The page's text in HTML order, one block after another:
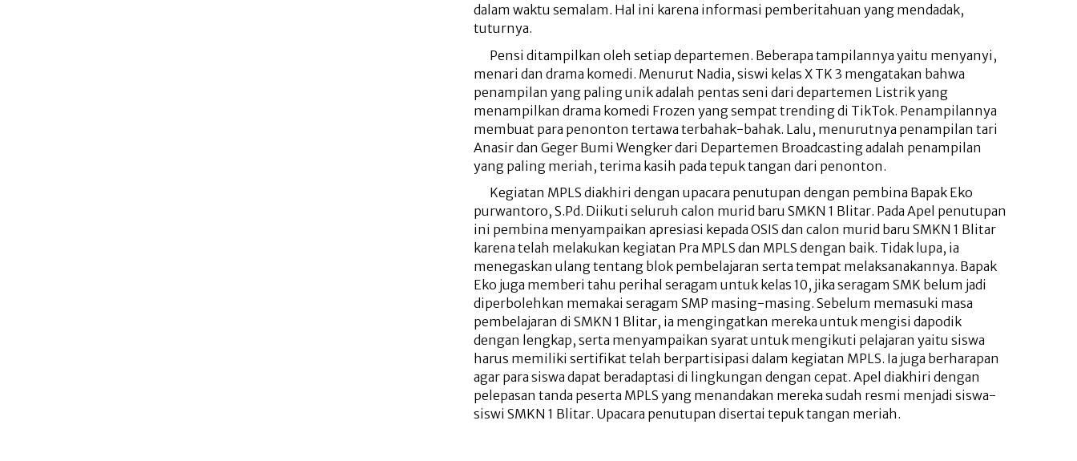
dalam waktu semalam. Hal ini karena informasi pemberitahuan yang mendadak,
tuturnya.
Pensi ditampilkan oleh setiap departemen. Beberapa tampilannya yaitu menyanyi,
menari dan drama komedi. Menurut Nadia, siswi kelas X TK 3 mengatakan bahwa
penampilan yang paling unik adalah pentas seni dari departemen Listrik yang
menampilkan drama komedi Frozen yang sempat trending di TikTok. Penampilannya
membuat para penonton tertawa terbahak-bahak. Lalu, menurutnya penampilan tari
Anasir dan Geger Bumi Wengker dari Departemen Broadcasting adalah penampilan
yang paling meriah, terima kasih pada tepuk tangan dari penonton.
Kegiatan MPLS diakhiri dengan upacara penutupan dengan pembina Bapak Eko
purwantoro, S.Pd. Diikuti seluruh calon murid baru SMKN 1 Blitar. Pada Apel penutupan
ini pembina menyampaikan apresiasi kepada OSIS dan calon murid baru SMKN 1 Blitar
karena telah melakukan kegiatan Pra MPLS dan MPLS dengan baik. Tidak lupa, ia
menegaskan ulang tentang blok pembelajaran serta tempat melaksanakannya. Bapak
Eko juga memberi tahu perihal seragam untuk kelas 10, jika seragam SMK belum jadi
diperbolehkan memakai seragam SMP masing-masing. Sebelum memasuki masa
pembelajaran di SMKN 1 Blitar, ia mengingatkan mereka untuk mengisi dapodik
dengan lengkap, serta menyampaikan syarat untuk mengikuti pelajaran yaitu siswa
harus memiliki sertifikat telah berpartisipasi dalam kegiatan MPLS. Ia juga berharapan
agar para siswa dapat beradaptasi di lingkungan dengan cepat. Apel diakhiri dengan
pelepasan tanda peserta MPLS yang menandakan mereka sudah resmi menjadi siswa-
siswi SMKN 1 Blitar. Upacara penutupan disertai tepuk tangan meriah.